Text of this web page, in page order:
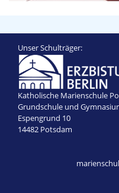
Unser Schulträger:
Katholische Marienschule
Grundschule und
Espengrund 10
14482 Potsdam